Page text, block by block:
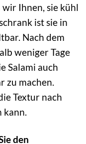
Ihnen, sie kühl
ist sie in
Nach dem
weniger Tage
Salami auch
zu machen.
Textur nach
kann.
den